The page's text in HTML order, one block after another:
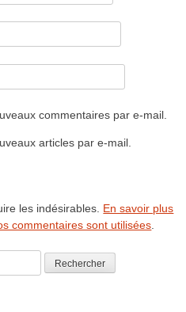
commentaires par e-mail.
articles par e-mail.
les indésirables. En savoir plus
commentaires sont utilisées